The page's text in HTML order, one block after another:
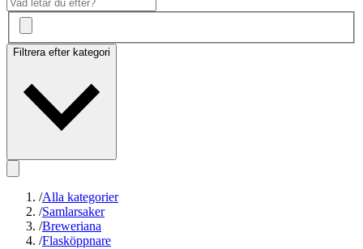
Filtrera efter kategori
/Alla kategorier
/Samlarsaker
/Breweriana
/Flasköppnare